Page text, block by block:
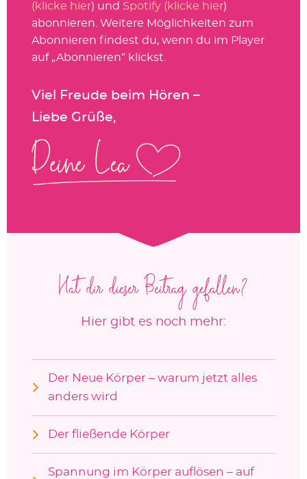
(klicke hier) und Spotify (klicke hier)
abonnieren. Weitere Möglichkeiten zum
Abonnieren findest du, wenn du im Player
auf „Abonnieren“ klickst.
Viel Freude beim Hören –
Liebe Grüße,
Hat dir dieser Beitrag gefallen?
Hier gibt es noch mehr:
Der Neue Körper – warum jetzt alles
anders wird
Der fließende Körper
Spannung im Körper auflösen – auf